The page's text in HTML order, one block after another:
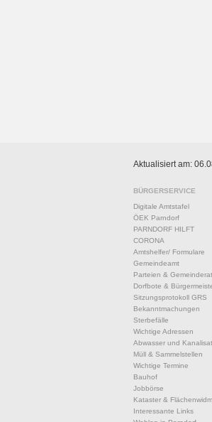
Aktualisiert am:
BÜRGERSERVICE
Digitale Amtstafel
ÖEK Parndorf
PARNDORF HILFT
CORONA
Amtshelfer/ Formulare
Gemeindeamt
Parteien & Gemeinderat
Dorfbote &
Sitzungsprotokoll GRS
Bekanntmachungen
Sterbefälle
Wichtige Adressen
Abwasser und
Müll & Sammelstellen
Wichtige Termine
Bauhof
Jobbörse
Kataster &
Interessante Links